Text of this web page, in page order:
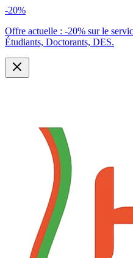
-20%
Offre actuelle : -20% sur le
Étudiants, Doctorants, DES.